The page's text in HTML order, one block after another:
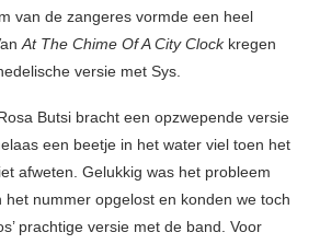
van de zangeres vormde een heel
At The Chime Of A City Clockkregen
versie met Sys.
Butsi bracht een opzwepende versie
een beetje in het water viel toen het
afweten. Gelukkig was het probleem
nummer opgelost en konden we toch
prachtige versie met de band. Voor